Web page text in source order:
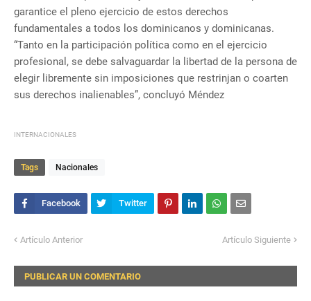
garantice el pleno ejercicio de estos derechos
fundamentales a todos los dominicanos y dominicanas.
“Tanto en la participación política como en el ejercicio
profesional, se debe salvaguardar la libertad de la persona de
elegir libremente sin imposiciones que restrinjan o coarten
sus derechos inalienables”, concluyó Méndez
INTERNACIONALES
Tags Nacionales
Artículo Anterior Artículo Siguiente
PUBLICAR UN COMENTARIO